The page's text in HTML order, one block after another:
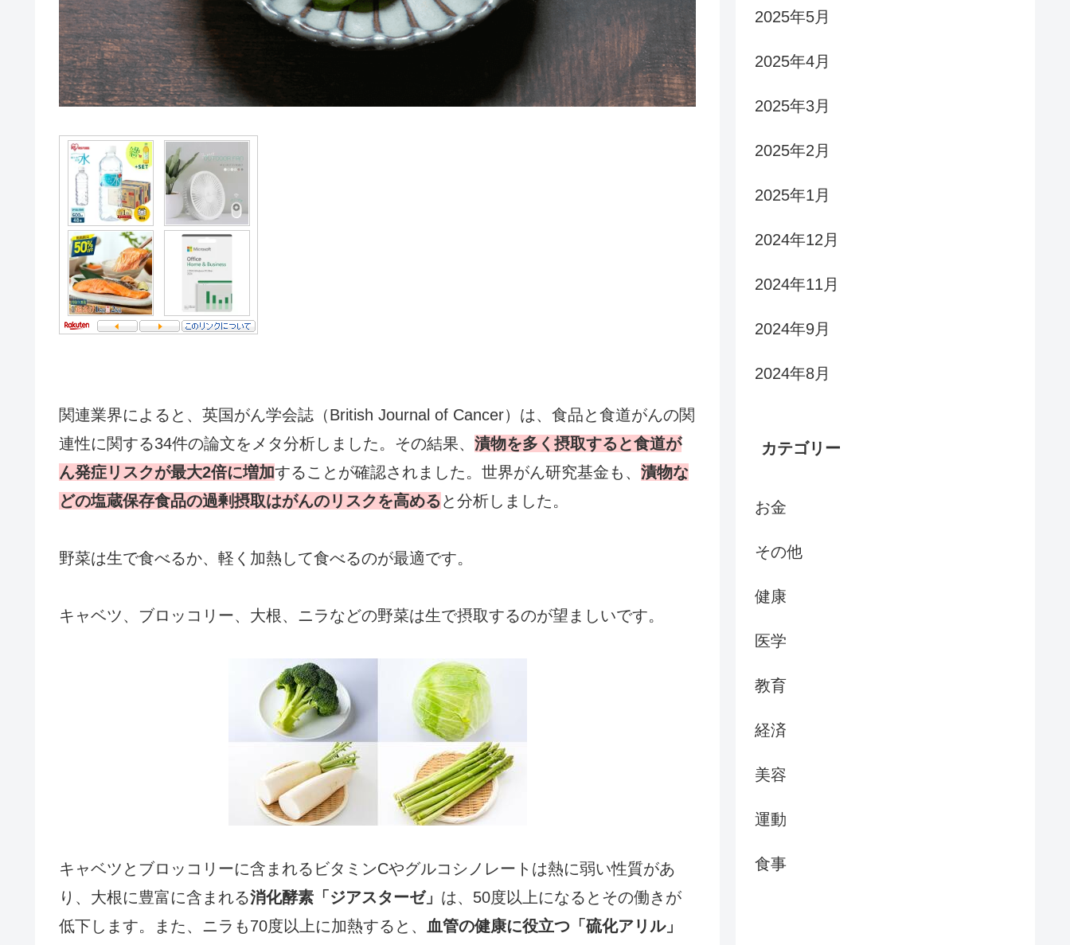
関連業界によると、英国がん学会誌（British Journal of Cancer）は、食品と食道がんの関
連性に関する34件の論文をメタ分析しました。その結果、 漬物を多く摂取すると食道が
ん発症リスクが最大2倍に増加することが確認されました。世界がん研究基金も、 漬物な
どの塩蔵保存食品の過剰摂取はがんのリスクを高める と分析しました。
野菜は生で食べるか、軽く加熱して食べるのが最適です。
キャベツ、ブロッコリー、大根、ニラなどの野菜は生で摂取するのが望ましいです。
キャベツとブロッコリーに含まれるビタミンCやグルコシノレートは熱に弱い性質があ
り、大根に豊富に含まれる消化酵素「ジアスターゼ」 は、50度以上になるとその働きが
低下します。また、ニラも70度以上に加熱すると、 血管の健康に役立つ「硫化アリル」
2025年5月
2025年4月
2025年3月
2025年2月
2025年1月
2024年12月
2024年11月
2024年9月
2024年8月
カテゴリー
お金
その他
健康
医学
教育
経済
美容
運動
食事